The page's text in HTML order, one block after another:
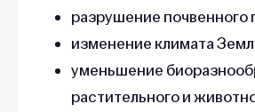
разрушение почвенного
изменение климата
уменьшение
растительного и